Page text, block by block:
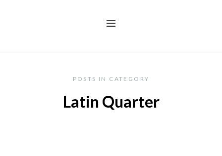
POSTS IN CATEGORY
Latin Quarter